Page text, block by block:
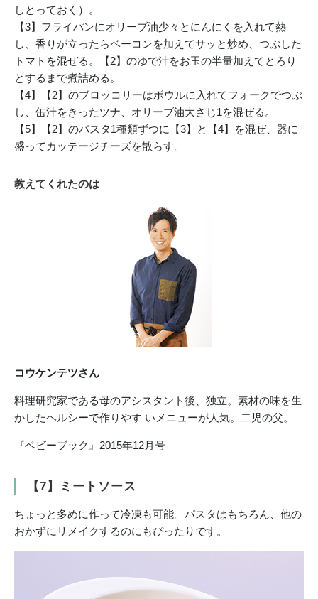
しとっておく）。
【3】フライパンにオリーブ油少々とにんにくを入れて熱
し、香りが立ったらベーコンを加えてサッと炒め、つぶした
トマトを混ぜる。【2】のゆで汁をお玉の半量加えてとろり
とするまで煮詰める。
【4】【2】のブロッコリーはボウルに入れてフォークでつぶ
し、缶汁をきったツナ、オリーブ油大さじ1を混ぜる。
【5】【2】のパスタ1種類ずつに【3】と【4】を混ぜ、器に
盛ってカッテージチーズを散らす。
教えてくれたのは
コウケンテツさん
料理研究家である母のアシスタント後、独立。素材の味を生
かしたヘルシーで作りやす いメニューが人気。二児の父。
『ベビーブック』2015年12月号
【7】ミートソース
ちょっと多めに作って冷凍も可能。パスタはもちろん、他の
おかずにリメイクするのにもぴったりです。